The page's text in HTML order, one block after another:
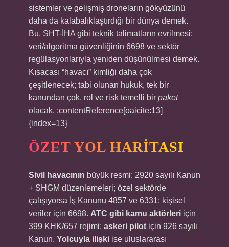
sistemler ve gelişmiş droneların gökyüzünü
daha da kalabalıklaştırdığı bir dünya demek.
Bu, SHT-İHA gibi teknik talimatların evrilmesi;
veri/algoritma güvenliğinin 6698 ve sektör
regülasyonlarıyla yeniden düşünülmesi demek.
Kısacası “havacı” kimliği daha çok
çeşitlenecek; tabi olunan hukuk, tek bir
kanundan çok, rol ve risk temelli bir paket
olacak. :contentReference[oaicite:13]
{index=13}
ÖZET YOL HARITASI
Sivil havacının büyük resmi: 2920 sayılı Kanun
+ SHGM düzenlemeleri; özel sektörde
çalışıyorsa İş Kanunu 4857 ve 6331; kişisel
veriler için 6698. ATC gibi kamu aktörleri için
399 KHK/657 rejimi; askeri pilot için 926 sayılı
Kanun. Yolcuyla ilişki ise uluslararası